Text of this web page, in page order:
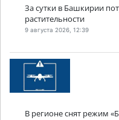
За сутки в Башкирии
растительности
9 августа 2026, 12:39
В регионе снят режим